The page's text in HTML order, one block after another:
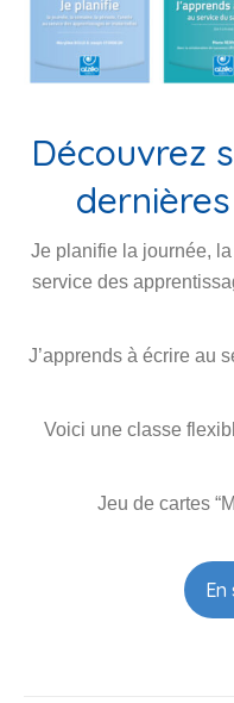
Découvrez
Je planifie la journée,
J’apprends à écrire au
Voici une classe
Jeu de cartes